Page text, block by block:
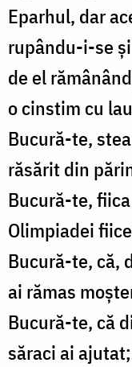
Eparhul, dar
rupându-i-se
de el
o cinstim cu
Bucură-te,
răsărit din
Bucură-te,
Olimpiadei
Bucură-te, că,
ai rămas
Bucură-te, că
săraci ai ajutat;